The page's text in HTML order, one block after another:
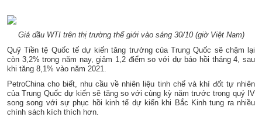
Giá dầu WTI trên thị trường thế giới vào sáng 30/10 (giờ Việt Nam)
Quỹ Tiền tệ Quốc tế dự kiến ​​tăng trưởng của Trung Quốc sẽ chậm lại
còn 3,2% trong năm nay, giảm 1,2 điểm so với dự báo hồi tháng 4, sau
khi tăng 8,1% vào năm 2021.
PetroChina cho biết, nhu cầu về nhiên liệu tinh chế và khí đốt tự nhiên
của Trung Quốc dự kiến ​​sẽ tăng so với cùng kỳ năm trước trong quý IV
song song với sự phục hồi kinh tế dự kiến ​​khi Bắc Kinh tung ra nhiều
chính sách kích thích hơn.